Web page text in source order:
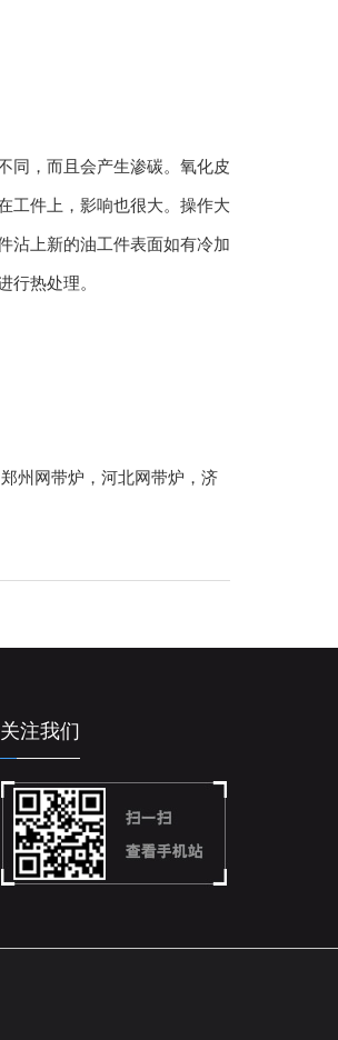
，而且会产生渗碳。氧化皮
工件上，影响也很大。操作大
沾上新的油工件表面如有冷加
行热处理。
郑州网带炉 ， 河北网带炉 ， 济
关注我们